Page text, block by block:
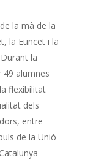
la mà de la
la Euncet i la
la
49 alumnes
flexibilitat
dels
entre
de la Unió